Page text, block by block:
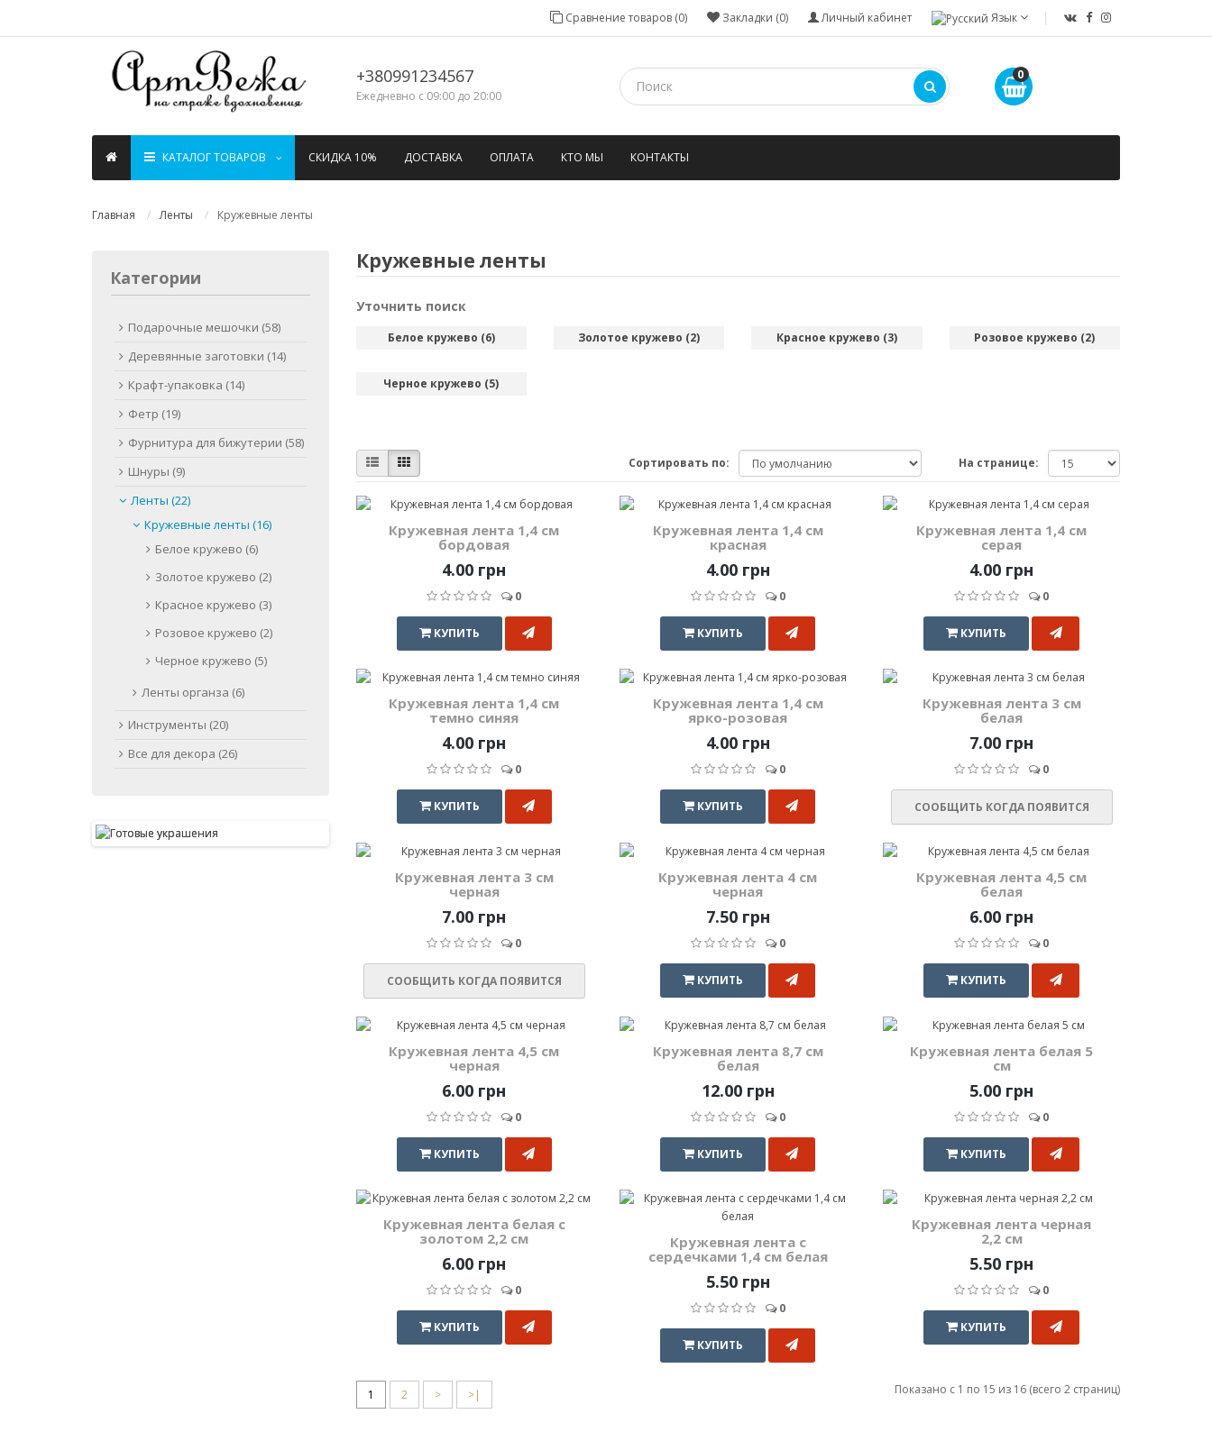
Язык
Личный кабинет
Закладки (0)
Сравнение товаров (0)
+380991234567
Ежедневно с 09:00 до 20:00
0
КАТАЛОГ ТОВАРОВ СКИДКА 10% ДОСТАВКА ОПЛАТА КТО МЫ КОНТАКТЫ
Главная Ленты Кружевные ленты
Категории
Подарочные мешочки (58)
Деревянные заготовки (14)
Крафт-упаковка (14)
Фетр (19)
Фурнитура для бижутерии (58)
Шнуры (9)
Ленты (22)
Кружевные ленты (16)
Белое кружево (6)
Золотое кружево (2)
Красное кружево (3)
Розовое кружево (2)
Черное кружево (5)
Ленты органза (6)
Инструменты (20)
Все для декора (26)
Кружевные ленты
Уточнить поиск
Белое кружево (6) Золотое кружево (2) Красное кружево (3) Розовое кружево (2)
Черное кружево (5)
Сортировать по: На странице:
Кружевная лента 1,4 см
бордовая
4.00 грн
0
КУПИТЬ
Кружевная лента 1,4 см
красная
4.00 грн
0
КУПИТЬ
Кружевная лента 1,4 см
серая
4.00 грн
0
КУПИТЬ
Кружевная лента 1,4 см
темно синяя
4.00 грн
0
КУПИТЬ
Кружевная лента 1,4 см
ярко-розовая
4.00 грн
0
КУПИТЬ
Кружевная лента 3 см
белая
7.00 грн
0
СООБЩИТЬ КОГДА ПОЯВИТСЯ
Кружевная лента 3 см
черная
7.00 грн
0
СООБЩИТЬ КОГДА ПОЯВИТСЯ
Кружевная лента 4 см
черная
7.50 грн
0
КУПИТЬ
Кружевная лента 4,5 см
белая
6.00 грн
0
КУПИТЬ
Кружевная лента 4,5 см
черная
6.00 грн
0
КУПИТЬ
Кружевная лента 8,7 см
белая
12.00 грн
0
КУПИТЬ
Кружевная лента белая 5
см
5.00 грн
0
КУПИТЬ
Кружевная лента белая с
золотом 2,2 см
6.00 грн
0
КУПИТЬ
Кружевная лента с
сердечками 1,4 см белая
5.50 грн
0
КУПИТЬ
Кружевная лента черная
2,2 см
5.50 грн
0
КУПИТЬ
1 2 > >| Показано с 1 по 15 из 16 (всего 2 страниц)